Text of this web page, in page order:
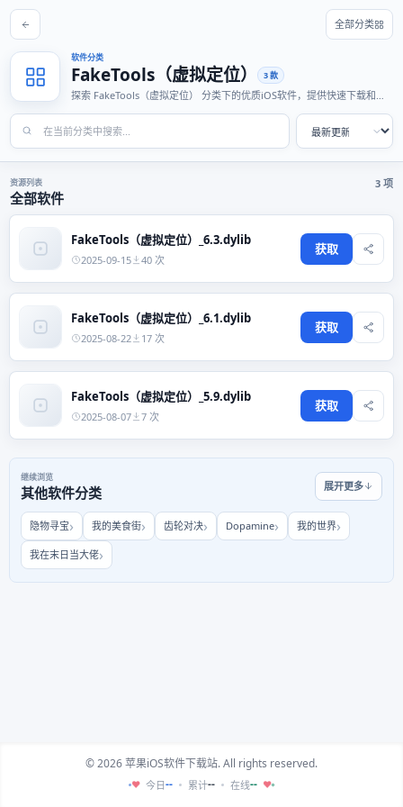
全部分类
软件分类
FakeTools（虚拟定位） 3 款
探索 FakeTools（虚拟定位） 分类下的优质iOS软件，提供快速下载和分
资源列表
全部软件
3 项
FakeTools（虚拟定位）_6.3.dylib
2025-09-15 40 次
获取
FakeTools（虚拟定位）_6.1.dylib
2025-08-22 17 次
获取
FakeTools（虚拟定位）_5.9.dylib
2025-08-07 7 次
获取
继续浏览
其他软件分类 展开更多
隐物寻宝 我的美食街 齿轮对决 Dopamine 我的世界
我在末日当大佬
© 2026 苹果iOS软件下载站. All rights reserved.
♥ 今日-- 累计-- 在线-- ♥